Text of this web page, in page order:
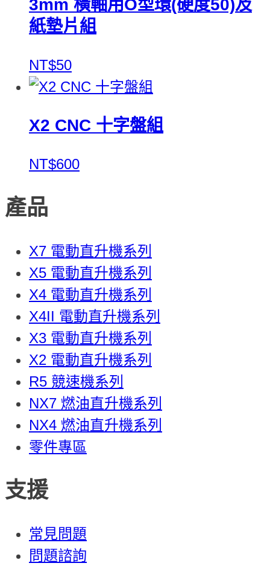
3mm 橫軸用O型環(硬度50)及
紙墊片組
NT$50
X2 CNC 十字盤組
NT$600
產品
X7 電動直升機系列
X5 電動直升機系列
X4 電動直升機系列
X4II 電動直升機系列
X3 電動直升機系列
X2 電動直升機系列
R5 競速機系列
NX7 燃油直升機系列
NX4 燃油直升機系列
零件專區
支援
常見問題
問題諮詢